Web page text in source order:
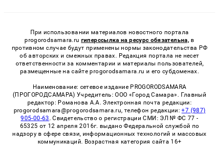
При использовании материалов новостного портала
progorodsamara.ru гиперссылка на ресурс обязательна, в
противном случае будут применены нормы законодательства РФ
об авторских и смежных правах. Редакция портала не несет
ответственности за комментарии и материалы пользователей,
размещенные на сайте progorodsamara.ru и его субдоменах.
Наименование: сетевое издание PROGORODSAMARA
(ПРОГОРОДСАМАРА) Учредитель: ООО «Город Самара». Главный
редактор: Романова А.А. Электронная почта редакции:
progorodsamara@progorodsamara.ru, телефон редакции:+7 (987)
905-00-63 . Свидетельство о регистрации СМИ: ЭЛ № ФС 77 -
65325 от 12 апреля 2016г. выдано Федеральной службой по
надзору в сфере связи, информационных технологий и массовых
коммуникаций. Возрастная категория сайта 16+